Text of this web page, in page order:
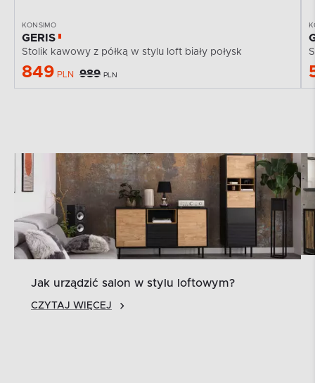
KONSIMO
GERIS
Stolik kawowy z półką w stylu loft biały połysk
849 PLN 989 PLN
Jak urządzić salon w stylu loftowym?
CZYTAJ WIĘCEJ